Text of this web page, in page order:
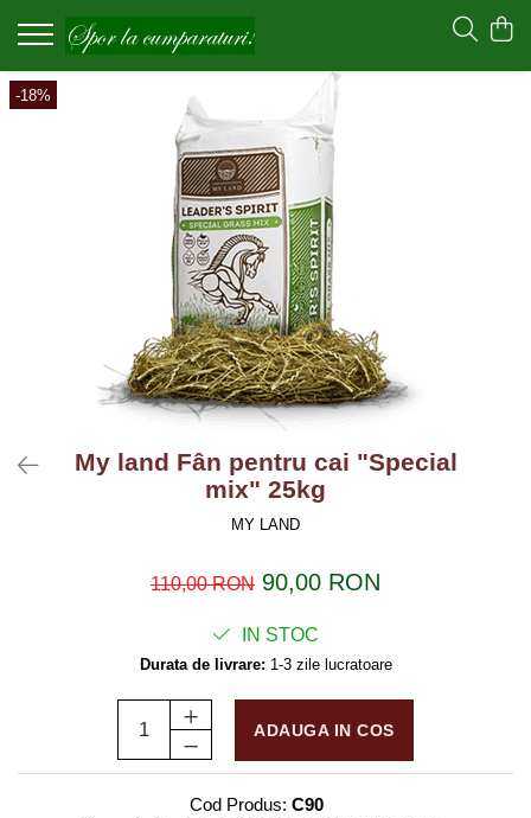
-18%
My land Fân pentru cai "Special
mix" 25kg
MY LAND
110,00 RON 90,00 RON
IN STOC
Durata de livrare: 1-3 zile lucratoare
ADAUGA IN COS
Cod Produs: C90